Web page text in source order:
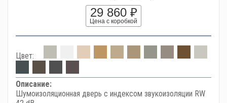
29 860 ₽
Цена с коробкой
Цвет:
Описание:
Шумоизоляционная дверь с индексом звукоизоляции RW